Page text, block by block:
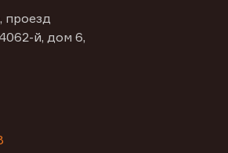
проезд
й, дом 6,